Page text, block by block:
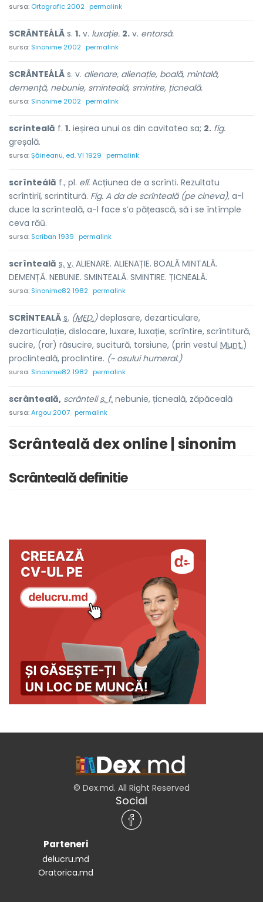
sursa: Ortografic 2002 permalink
SCRÂNTEÁLĂ s. 1. v. luxație. 2. v. entorsă.
sursa: Sinonime 2002 permalink
SCRÂNTEÁLĂ s. v. alienare, alienație, boală, mintală,
demență, nebunie, sminteală, smintire, țicneală.
sursa: Sinonime 2002 permalink
scrinteală f. 1. ieșirea unui os din cavitatea sa; 2. fig.
greșală.
sursa:Șăineanu, ed. VI 1929 permalink
scrînteálă f., pl. elĭ. Acțiunea de a scrînti. Rezultatu
scrîntiriĭ, scrintitură. Fig. A da de scrînteală (pe cineva), a-l
duce la scrînteală, a-l face s’o pățească, să i se întîmple
ceva răŭ.
sursa: Scriban 1939 permalink
scrînteală s. v. ALIENARE. ALIENAȚIE. BOALĂ MINTALĂ.
DEMENȚĂ. NEBUNIE. SMINTEALĂ. SMINTIRE. ȚICNEALĂ.
sursa: Sinonime82 1982 permalink
SCRÎNTEALĂ s. (MED.)deplasare, dezarticulare,
dezarticulație, dislocare, luxare, luxație, scrîntire, scrîntitură,
sucire, (rar) răsucire, sucitură, torsiune, (prin vestul Munt.)
proclinteală, proclintire. (~ osului humeral.)
sursa: Sinonime82 1982 permalink
scrânteală, scrântelis. f. nebunie, țicneală, zăpăceală
sursa:Argou 2007 permalink
Scrânteală dex online | sinonim
Scrânteală definitie
© Dex.md. All Right Reserved
Social
Parteneri
delucru.md
Oratorica.md